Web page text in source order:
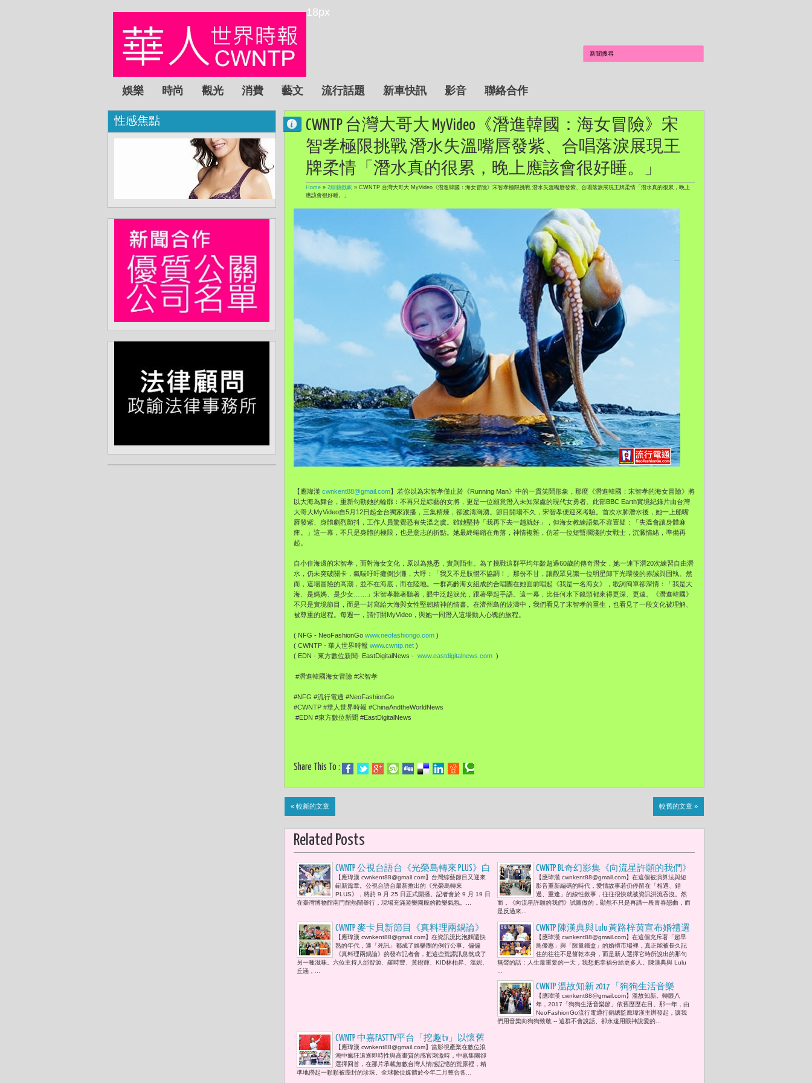
18px
娛樂 時尚 觀光 消費 藝文 流行話題 新車快訊 影音 聯絡合作
CWNTP 台灣大哥大 MyVideo《潛進韓國：海女冒險》宋
智孝極限挑戰 潛水失溫嘴唇發紫、合唱落淚展現王
牌柔情「潛水真的很累，晚上應該會很好睡。」
Home » 2綜藝戲劇 » CWNTP 台灣大哥大 MyVideo《潛進韓國：海女冒險》宋智孝極限挑戰 潛水失溫嘴唇發紫、合唱落淚展現王牌柔情「潛水真的很累，晚上
應該會很好睡。」
【應瑋漢 cwnkent88@gmail.com】若你以為宋智孝僅止於《Running Man》中的一貫笑鬧形象，那麼《潛進韓國：宋智孝的海女冒險》將
以大海為舞台，重新勾勒她的輪廓：不再只是綜藝的女將，更是一位願意潛入未知深處的現代女勇者。此部BBC Earth實境紀錄片由台灣
大哥大MyVideo自5月12日起全台獨家跟播，三集精煉，卻波濤洶湧。節目開場不久，宋智孝便迎來考驗。首次水肺潛水後，她一上船嘴
唇發紫、身體劇烈顫抖，工作人員驚覺恐有失溫之虞。雖她堅持「我再下去一趟就好」，但海女教練語氣不容置疑：「失溫會讓身體麻
痺。」這一幕，不只是身體的極限，也是意志的折點。她最終蜷縮在角落，神情複雜，仿若一位短暫擱淺的女戰士，沉澱情緒，準備再
起。
自小住海邊的宋智孝，面對海女文化，原以為熟悉，實則陌生。為了挑戰這群平均年齡超過60歲的傳奇潛女，她一連下潛20次練習自由潛
水，仍未突破關卡，氣喘吁吁癱倒沙灘，大呼：「我又不是肢體不協調！」那份不甘，讓觀眾見識一位明星卸下光環後的赤誠與固執。然
而，這場冒險的高潮，並不在海底，而在陸地。一群高齡海女組成的合唱團在她面前唱起《我是一名海女》，歌詞簡單卻深情：「我是大
海、是媽媽、是少女……」宋智孝聽著聽著，眼中泛起淚光，跟著學起手語。這一幕，比任何水下鏡頭都來得更深、更遠。《潛進韓國》
不只是實境節目，而是一封寫給大海與女性堅韌精神的情書。在濟州島的波濤中，我們看見了宋智孝的重生，也看見了一段文化被理解、
被尊重的過程。每週一，請打開MyVideo，與她一同潛入這場動人心魄的旅程。
( NFG - NeoFashionGo www.neofashiongo.com )
( CWNTP - 華人世界時報 www.cwntp.net )
( EDN - 東方數位新聞- EastDigitalNews - www.eastdigitalnews.com )
#潛進韓國海女冒險 #宋智孝
#NFG #流行電通 #NeoFashionGo
#CWNTP #華人世界時報 #ChinaAndtheWorldNews
#EDN #東方數位新聞 #EastDigitalNews
Share This To :
« 較新的文章 較舊的文章 »
Related Posts
CWNTP 公視台語台《光榮島轉來 PLUS》白
家綺吳東諺夫妻攜手主持 夜市遊戲搬進
攝影棚 甜蜜登場「搭檔是太太讓我可以
完全放心發揮，但意見不合時要學會放
【應瑋漢 cwnkent88@gmail.com】台灣綜藝節目又迎來
嶄新篇章。公視台語台最新推出的《光榮島轉來
PLUS》，將於 9 月 25 日正式開播。記者會於 9 月 19 日
在臺灣博物館南門館熱鬧舉行，現場充滿遊樂園般的歡樂氣氛。...
CWNTP BL奇幻影集《向流星許願的我們》
「流星四少」鍾岳軒、初孟軒、余杰
恩、各務孝太轉舵啟航 在遺忘邊境重塑
愛的真諦
【應瑋漢 cwnkent88@gmail.com】在這個被演算法與短
影音重新編碼的時代，愛情故事若仍停留在「相遇、錯
過、重逢」的線性敘事，往往很快就被資訊洪流吞沒。然
而，《向流星許願的我們》試圖做的，顯然不只是再講一段青春戀曲，而
是反過來...
CWNTP 麥卡貝新節目《真料理兩鍋論》
邰智源、羅時豐、黃鐙輝、KID林柏昇、
溫妮、丘涵「三代同堂之亂」搞笑主持
邰智源養身早睡被誇：「你是蔡依林
【應瑋漢 cwnkent88@gmail.com】在資訊流比泡麵還快
熟的年代，連「死訊」都成了娛樂圈的例行公事。偏偏
《真料理兩鍋論》的發布記者會，把這些荒謬訊息熬成了
另一種滋味。六位主持人邰智源、羅時豐、黃鐙輝、KID林柏昇、溫妮、
丘涵，...
CWNTP 陳漢典與 Lulu 黃路梓茵宣布婚禮選
用喜憨兒 × 幾米「完美小孩」喜餅 善意
婚禮更幸福 當一盒喜餅成為幸福價值的
宣言
【應瑋漢 cwnkent88@gmail.com】在這個充斥著「超早
鳥優惠」與「限量鐵盒」的婚禮市場裡，真正能被長久記
住的往往不是餅乾本身，而是新人選擇它時所說出的那句
無聲的話：人生最重要的一天，我想把幸福分給更多人。陳漢典與 Lulu
CWNTP 溫故知新 2017 「狗狗生活音樂
節」 董舜文、馮瑋君、MB Company、葉山
青子、游麗玲、及應瑋漢共同演出 金馬
獎錄音大師沈聖德現場收音監制
【應瑋漢 cwnkent88@gmail.com】溫故知新。轉眼八
年，2017「狗狗生活音樂節」依舊歷歷在目。那一年，由
NeoFashionGo流行電通行銷總監應瑋漢主辦發起，讓我
們用音樂向狗狗致敬 -- 這群不會說話、卻永遠用眼神說愛的...
CWNTP 中嘉FAST TV平台「挖趣tv」以懷舊
編織數時代的感性經濟 趙永馨重現影劇
時光魅力
【應瑋漢 cwnkent88@gmail.com】當影視產業在數位浪
潮中瘋狂追逐即時性與高畫質的感官刺激時，中嘉集團卻
選擇回首，在那片承載無數台灣人情感記憶的荒原裡，精
準地撈起一顆顆被塵封的珍珠。全球數位媒體於今年二月整合各...
性感焦點